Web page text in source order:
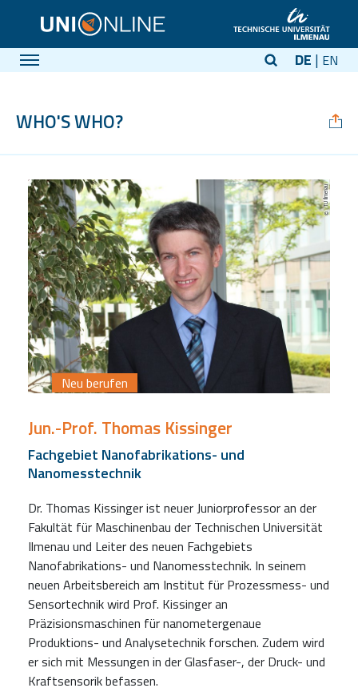
DE EN
WHO'S WHO?
TU Ilmenau
Neu berufen
Jun.-Prof. Thomas Kissinger
Fachgebiet Nanofabrikations- und
Nanomesstechnik
Dr. Thomas Kissinger ist neuer Juniorprofessor an der
Fakultät für Maschinenbau der Technischen Universität
Ilmenau und Leiter des neuen Fachgebiets
Nanofabrikations- und Nanomesstechnik. In seinem
neuen Arbeitsbereich am Institut für Prozessmess- und
Sensortechnik wird Prof. Kissinger an
Präzisionsmaschinen für nanometergenaue
Produktions- und Analysetechnik forschen. Zudem wird
er sich mit Messungen in der Glasfaser-, der Druck- und
Kraftsensorik befassen.